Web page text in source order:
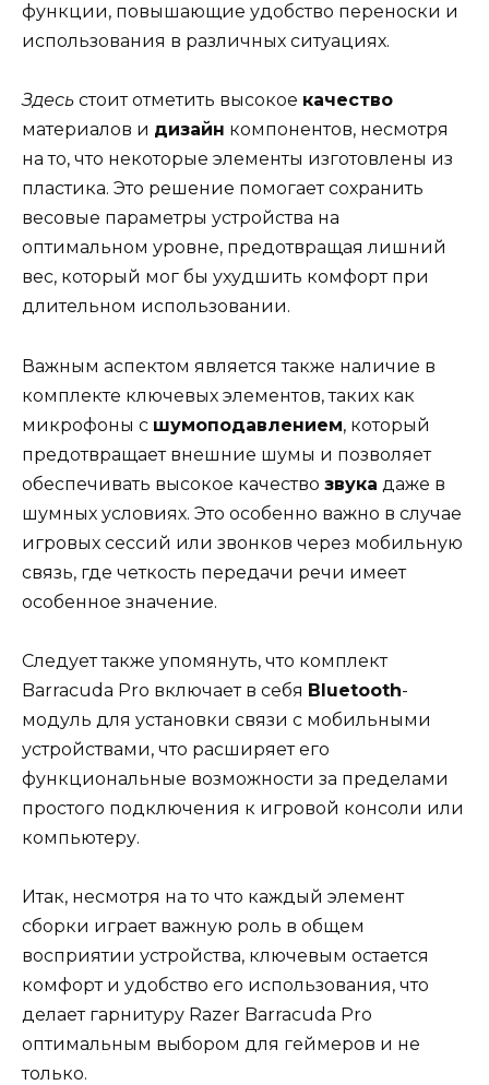
функции, повышающие удобство переноски и
использования в различных ситуациях.
Здесь стоит отметить высокое качество
материалов и дизайн компонентов, несмотря
на то, что некоторые элементы изготовлены из
пластика. Это решение помогает сохранить
весовые параметры устройства на
оптимальном уровне, предотвращая лишний
вес, который мог бы ухудшить комфорт при
длительном использовании.
Важным аспектом является также наличие в
комплекте ключевых элементов, таких как
микрофоны с шумоподавлением, который
предотвращает внешние шумы и позволяет
обеспечивать высокое качество звука даже в
шумных условиях. Это особенно важно в случае
игровых сессий или звонков через мобильную
связь, где четкость передачи речи имеет
особенное значение.
Следует также упомянуть, что комплект
Barracuda Pro включает в себя Bluetooth-
модуль для установки связи с мобильными
устройствами, что расширяет его
функциональные возможности за пределами
простого подключения к игровой консоли или
компьютеру.
Итак, несмотря на то что каждый элемент
сборки играет важную роль в общем
восприятии устройства, ключевым остается
комфорт и удобство его использования, что
делает гарнитуру Razer Barracuda Pro
оптимальным выбором для геймеров и не
только.